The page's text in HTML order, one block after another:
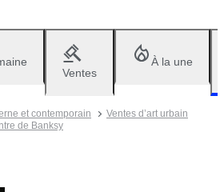
Ventes
À la une
et contemporain
Ventes d’art urbain
de Banksy